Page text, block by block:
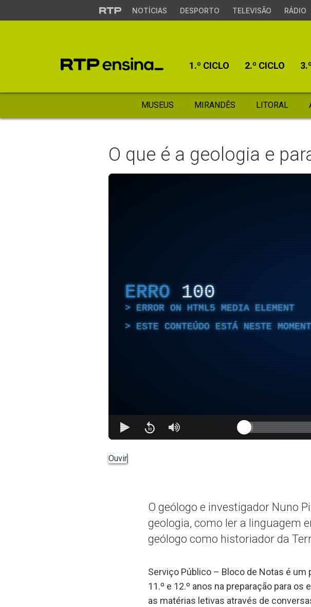
NOTÍCIAS DESPORTO TELEVISÃO RÁDIO
1.º CICLO 2.º CICLO
MUSEUS MIRANDÊS LITORAL
O que é a geologia e
ERRO 100
ERROR ON HTML5 MEDIA ELEMENT
ESTE CONTEÚDO ESTÁ NESTE
Ouvir
O geólogo e investigador Nuno
geologia, como ler a linguagem
geólogo como historiador da
Serviço Público – Bloco de Notas é um
11.º e 12.º anos na preparação para
as matérias letivas através de